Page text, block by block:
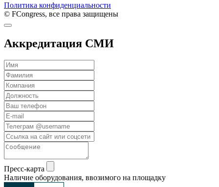
Политика конфиденциальности
© FCongress, все права защищены
Аккредитация СМИ
Пресс-карта
Наличие оборудования, ввозимого на площадку